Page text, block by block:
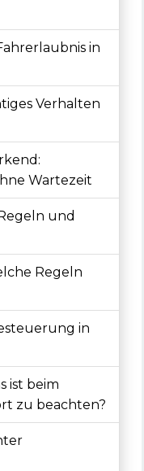
in
Verhalten
Wartezeit
und
Regeln
in
ist beim
zu beachten?